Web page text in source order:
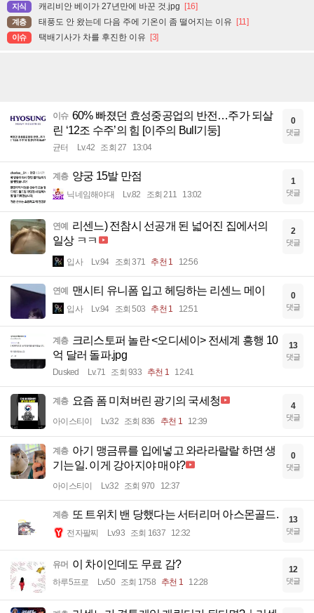
지식 캐리비안 베이가 27년만에 바꾼 것.jpg [16]
계층 태풍도 안 왔는데 다음 주에 기온이 좀 떨어지는 이유 [11]
이슈 택배기사가 차를 후진한 이유 [3]
이슈 60% 빠졌던 효성중공업의 반전…주가 되살
린 ‘12조 수주’의 힘 [이주의 Bull기둥]
균터 Lv.42 조회 27 13:04
0
댓글
계층 양궁 15발 만점
닉네임해야대 Lv.82 조회 211 13:02
1
댓글
연예 리센느) 전참시 선공개 된 넓어진 집에서의
일상 ㅋㅋ
입사 Lv.94 조회 371 추천 1 12:56
2
댓글
연예 맨시티 유니폼 입고 헤딩하는 리센느 메이
입사 Lv.94 조회 503 추천 1 12:51
0
댓글
계층 크리스토퍼 놀란 <오디세이> 전세계 흥행 10
억 달러 돌파.jpg
Dusked Lv.71 조회 933 추천 1 12:41
13
댓글
계층 요즘 폼 미쳐버린 광기의 국세청
아이스티이 Lv.32 조회 836 추천 1 12:39
4
댓글
계층 아기 맹금류를 입에넣고 와라라랄랄 하면 생
기는일. 이게 강아지야 매야?
아이스티이 Lv.32 조회 970 12:37
0
댓글
계층 또 트위치 밴 당했다는 서터리머 아스몬골드.
전자팔찌 Lv.93 조회 1637 12:32
13
댓글
유머 이 차이인데도 무료 감?
하루5프로 Lv.50 조회 1758 추천 1 12:28
12
댓글